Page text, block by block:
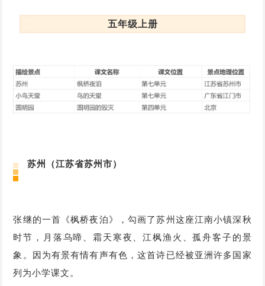
五年级上册
苏州（江苏省苏州市）
张继的一首《枫桥夜泊》，勾画了苏州这座江南小镇深秋
时节，月落乌啼、霜天寒夜、江枫渔火、孤舟客子的景
象。因为有景有情有声有色，这首诗已经被亚洲许多国家
列为小学课文。